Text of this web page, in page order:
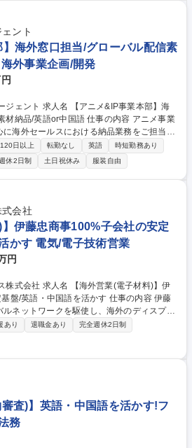
ント
】海外窓口担当/グローバル配信素
外事業企画/開発
&IP事業本部】海
中国語 仕事の内容 アニメ事業
海外セールスにおける納品業務をご担当い
に関わるプロジェクト管理や推進を期待して
ーへの宣伝素材の監修と納品業務 ・製作委
率化の推進 募集職種 【アニメ&I
ーバル配信素材納品/英語or中国語
日以上 転勤なし 英語
時短勤務あり
休2日制 土日祝休み 服装自由
会社
】伊藤忠商事100%子会社の安定
かす 電気/電子技術営業
円
業(電子材料)】伊
・中国語を活かす 仕事の内容 伊藤
ネットワークを駆使し、海外のディスプレ
料の提案および販売活動をお任せします。世
には】 ■ディスプレイ
ー分野の化学品の輸出入貿易業務 ■伊藤忠
連携した、既存顧客のシェア拡大施策の実
および国内への出張による、新規ビジネス
向の分析と、顧客ニーズに応じた最適なソ
藤忠商
語・中国語を活かす
あり 退職金あり
完全週休2日制
審査)】英語・中国語を活かす!フ
務